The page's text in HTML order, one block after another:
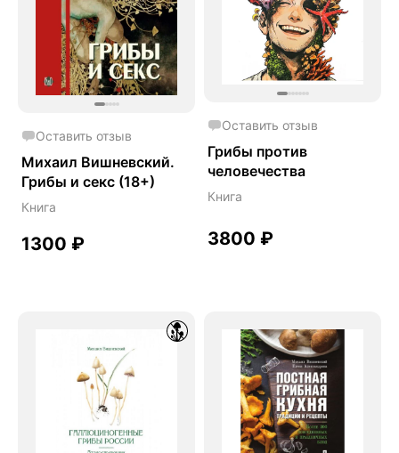
Оставить отзыв
Михаил Вишневский.
Грибы и секс (18+)
Книга
1300 ₽
Оставить отзыв
Грибы против
человечества
Книга
3800 ₽